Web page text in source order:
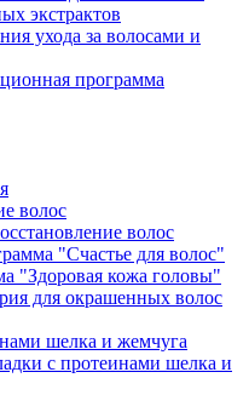
экстрактов
ухода за волосами и
программа
волос
волос
"Счастье для волос"
"Здоровая кожа головы"
для окрашенных волос
шелка и жемчуга
с протеинами шелка и